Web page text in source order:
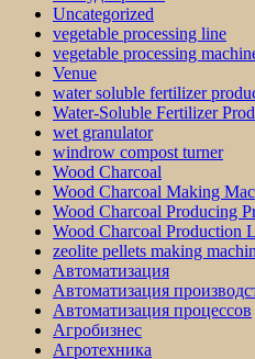
Uncategorized
vegetable processing line
vegetable processing
Venue
water soluble fertilizer
Water-Soluble Fertilizer
wet granulator
windrow compost turner
Wood Charcoal
Wood Charcoal Making
Wood Charcoal Producing
Wood Charcoal Production
zeolite pellets making
Автоматизация
Автоматизация
Автоматизация процессов
Агробизнес
Агротехника